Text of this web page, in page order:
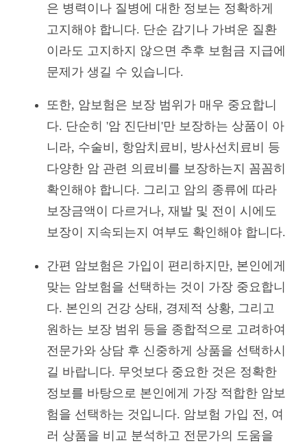
은 병력이나 질병에 대한 정보는 정확하게
고지해야 합니다. 단순 감기나 가벼운 질환
이라도 고지하지 않으면 추후 보험금 지급에
문제가 생길 수 있습니다.
또한, 암보험은 보장 범위가 매우 중요합니
다. 단순히 '암 진단비'만 보장하는 상품이 아
니라, 수술비, 항암치료비, 방사선치료비 등
다양한 암 관련 의료비를 보장하는지 꼼꼼히
확인해야 합니다. 그리고 암의 종류에 따라
보장금액이 다르거나, 재발 및 전이 시에도
보장이 지속되는지 여부도 확인해야 합니다.
간편 암보험은 가입이 편리하지만, 본인에게
맞는 암보험을 선택하는 것이 가장 중요합니
다. 본인의 건강 상태, 경제적 상황, 그리고
원하는 보장 범위 등을 종합적으로 고려하여
전문가와 상담 후 신중하게 상품을 선택하시
길 바랍니다. 무엇보다 중요한 것은 정확한
정보를 바탕으로 본인에게 가장 적합한 암보
험을 선택하는 것입니다. 암보험 가입 전, 여
러 상품을 비교 분석하고 전문가의 도움을